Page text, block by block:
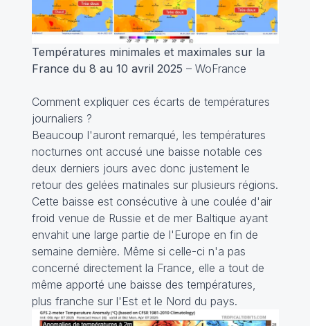
Températures minimales et maximales sur la
France du 8 au 10 avril 2025 – WoFrance
Comment expliquer ces écarts de températures
journaliers ?
Beaucoup l'auront remarqué, les températures
nocturnes ont accusé une baisse notable ces
deux derniers jours avec donc justement le
retour des gelées matinales sur plusieurs régions.
Cette baisse est consécutive à une coulée d'air
froid venue de Russie et de mer Baltique ayant
envahit une large partie de l'Europe en fin de
semaine dernière. Même si celle-ci n'a pas
concerné directement la France, elle a tout de
même apporté une baisse des températures,
plus franche sur l'Est et le Nord du pays.